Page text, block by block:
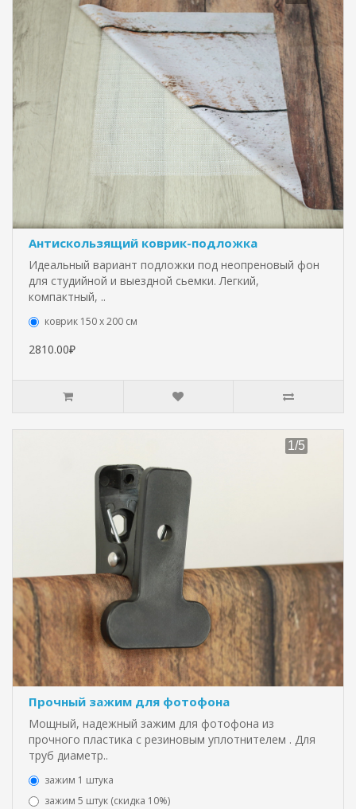
Антискользящий коврик-подложка
Идеальный вариант подложки под неопреновый фон
для студийной и выездной сьемки. Легкий,
компактный, ..
коврик 150 х 200 см
2810.00₽
Прочный зажим для фотофона
Мощный, надежный зажим для фотофона из
прочного пластика с резиновым уплотнителем . Для
труб диаметр..
зажим 1 штука
зажим 5 штук (скидка 10%)